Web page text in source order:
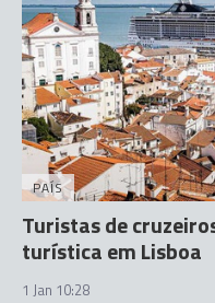
PAÍS
Turistas de
turística em Lisboa
1 Jan 10:28